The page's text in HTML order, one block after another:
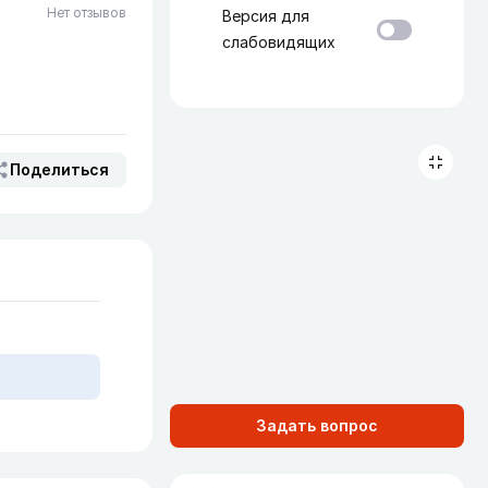
Поделиться
Нет отзывов
Версия для
слабовидящих
Задать вопрос